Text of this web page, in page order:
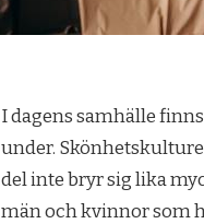
I dagens samhälle
under.
del inte bryr sig lika
män och kvinnor som